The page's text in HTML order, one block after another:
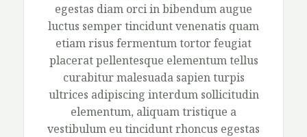
egestas diam orci in bibendum augue
luctus semper tincidunt venenatis quam
etiam risus fermentum tortor feugiat
placerat pellentesque elementum tellus
curabitur malesuada sapien turpis
ultrices adipiscing interdum sollicitudin
elementum, aliquam tristique a
vestibulum eu tincidunt rhoncus egestas